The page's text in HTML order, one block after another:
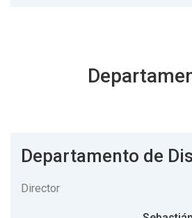
Departamento de
Director